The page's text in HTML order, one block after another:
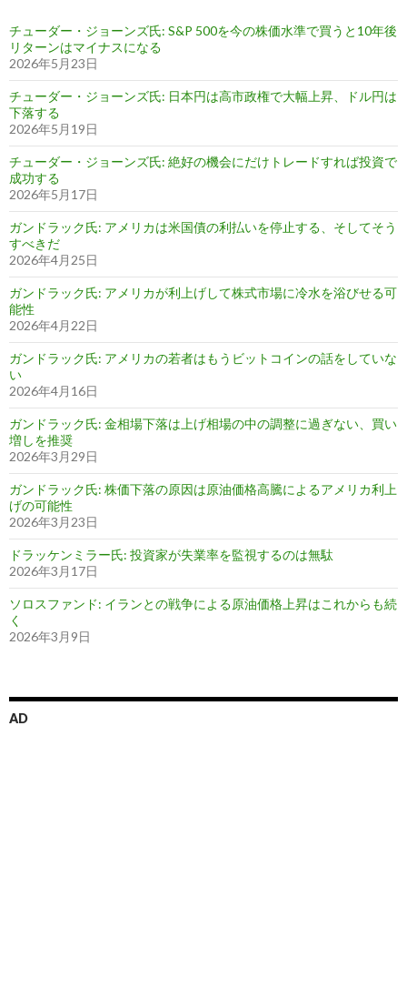
チューダー・ジョーンズ氏: S&P 500を今の株価水準で買うと10年後
リターンはマイナスになる
2026年5月23日
チューダー・ジョーンズ氏: 日本円は高市政権で大幅上昇、ドル円は
下落する
2026年5月19日
チューダー・ジョーンズ氏: 絶好の機会にだけトレードすれば投資で
成功する
2026年5月17日
ガンドラック氏: アメリカは米国債の利払いを停止する、そしてそう
すべきだ
2026年4月25日
ガンドラック氏: アメリカが利上げして株式市場に冷水を浴びせる可
能性
2026年4月22日
ガンドラック氏: アメリカの若者はもうビットコインの話をしていな
い
2026年4月16日
ガンドラック氏: 金相場下落は上げ相場の中の調整に過ぎない、買い
増しを推奨
2026年3月29日
ガンドラック氏: 株価下落の原因は原油価格高騰によるアメリカ利上
げの可能性
2026年3月23日
ドラッケンミラー氏: 投資家が失業率を監視するのは無駄
2026年3月17日
ソロスファンド: イランとの戦争による原油価格上昇はこれからも続
く
2026年3月9日
AD